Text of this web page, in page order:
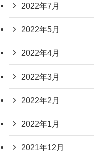
2022年7月
2022年5月
2022年4月
2022年3月
2022年2月
2022年1月
2021年12月